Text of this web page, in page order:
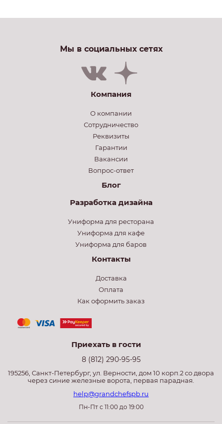
Мы в социальных сетях
Компания
О компании
Сотрудничество
Реквизиты
Гарантии
Вакансии
Вопрос-ответ
Блог
Разработка дизайна
Униформа для ресторана
Униформа для кафе
Униформа для баров
Контакты
Доставка
Оплата
Как оформить заказ
Приехать в гости
8 (812) 290-95-95
195256, Санкт-Петербург, ул. Верности, дом 10 корп.2 со двора
через синие железные ворота, первая парадная.
help@grandchefspb.ru
Пн-Пт с 11:00 до 19:00